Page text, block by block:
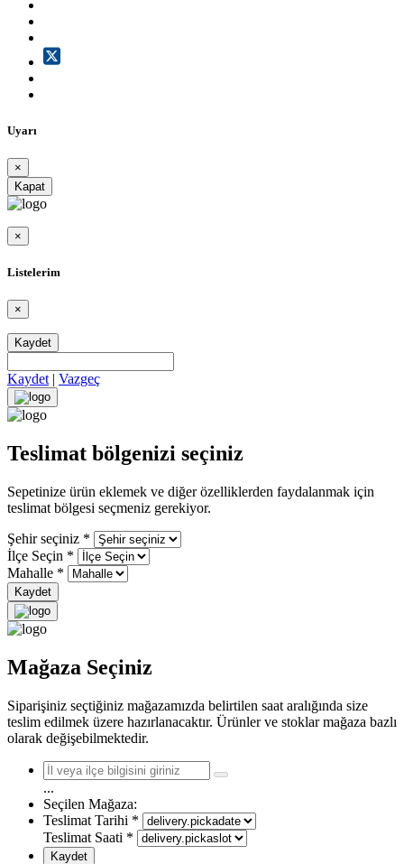
Uyarı
×
Kapat
×
Listelerim
×
Kaydet
Kaydet | Vazgeç
Teslimat bölgenizi seçiniz
Sepetinize ürün eklemek ve diğer özelliklerden faydalanmak için
teslimat bölgesi seçmeniz gerekiyor.
Şehir seçiniz *
İlçe Seçin *
Mahalle *
Kaydet
Mağaza Seçiniz
Siparişiniz seçtiğiniz mağazamızda belirtilen saat aralığında size
teslim edilmek üzere hazırlanacaktır. Ürünler ve stoklar mağaza bazlı
olarak değişebilmektedir.
...
Seçilen Mağaza:
Teslimat Tarihi *
Teslimat Saati *
Kaydet